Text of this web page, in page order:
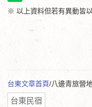
※ 以上資料但若有異動皆
台東文章首頁/八邊青旅營地
台東民宿